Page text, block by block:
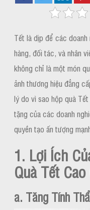
Tết là dịp để các
hàng, đối tác, và nhân
không chỉ là một món
ảnh thương hiệu đẳng
lý do vì sao hộp quà
tặng của các doanh
quyền tạo ấn tượng
1. Lợi Ích
Quà Tết Cao
a. Tăng Tính